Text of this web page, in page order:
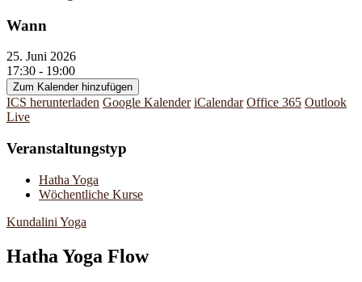
Wann
25. Juni 2026
17:30 - 19:00
Zum Kalender hinzufügen
ICS herunterladen Google Kalender iCalendar Office 365 Outlook
Live
Veranstaltungstyp
Hatha Yoga
Wöchentliche Kurse
Kundalini Yoga
Hatha Yoga Flow